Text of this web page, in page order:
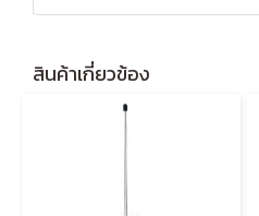
สินค้าเกี่ยวข้อง